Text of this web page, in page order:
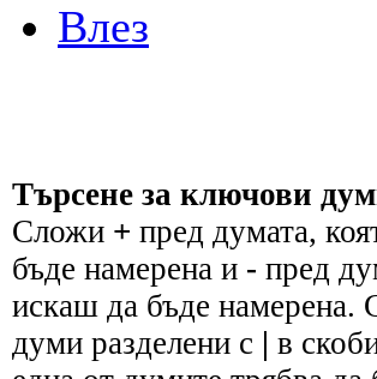
Влез
Търсене за ключови
Сложи + пред думата,
бъде намерена и - пред
искаш да бъде намерена.
думи разделени с | в